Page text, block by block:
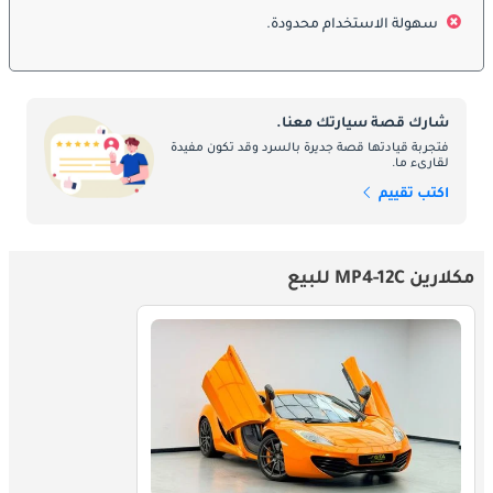
وتقليم ألياف الكربون ، مما يمنحها إحساسًا بالبهجة.
مقعد مريح: على الرغم من حالة السيارة الخارقة ، توفر MP4-12C
مقاعد مريحة وساحة واسعة للساقين ، مما يجعلها مناسبة لمحركات
السلامة أمر بالغ الأهمية ، حتى في السيارة الخارقة عالية الأداء مثل
خلية سلامة ألياف الكربون: تتميز MP4-12C بخلية أمان من ألياف
مساعدات السائق المتقدمة: تم تجهيز التكرارات الحديثة بأنظمة
مساعدة السائق المتقدمة ، بما في ذلك التحكم في الثبات والتحكم في
سهولة الاستخدام محدودة.
شارك قصة سيارتك معنا.
فتجربة قيادتها قصة جديرة بالسرد وقد تكون مفيدة
لقارىء ما.
اكتب تقييم
مكلارين MP4-12C للبيع